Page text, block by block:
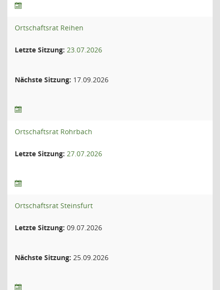
Ortschaftsrat Reihen
Letzte Sitzung: 23.07.2026
Nächste Sitzung: 17.09.2026
Ortschaftsrat Rohrbach
Letzte Sitzung: 27.07.2026
Ortschaftsrat Steinsfurt
Letzte Sitzung: 09.07.2026
Nächste Sitzung: 25.09.2026